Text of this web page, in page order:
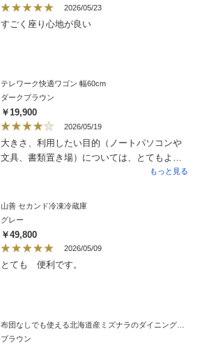
2026/05/23
すごく座り心地が良い
テレワーク快適ワゴン 幅60cm
ダークブラウン
￥19,900
2026/05/19
大きさ、利用したい目的（ノートパソコンや
文具、書類置き場）については、とてもよく
考えられていて使い勝手が良かったです。２
枚ある仕切り板の加工が甘かったです。１枚
は本体に薄く刻まれている溝にはめこんで立
てて使えるのですが、もう１枚は溝と仕切り
板のはめ込みが少しだけ大きさに差があり、
ちょっと移動させると倒れてきてしまいま
いてから思いました。少しだけおきたい場所
もっと見る
山善 セカンド冷凍冷蔵庫
グレー
￥49,800
2026/05/09
とても 便利です。
布団なしでも使える北海道産ミズナラのダイニングこたつ 135×80cm
ブラウン